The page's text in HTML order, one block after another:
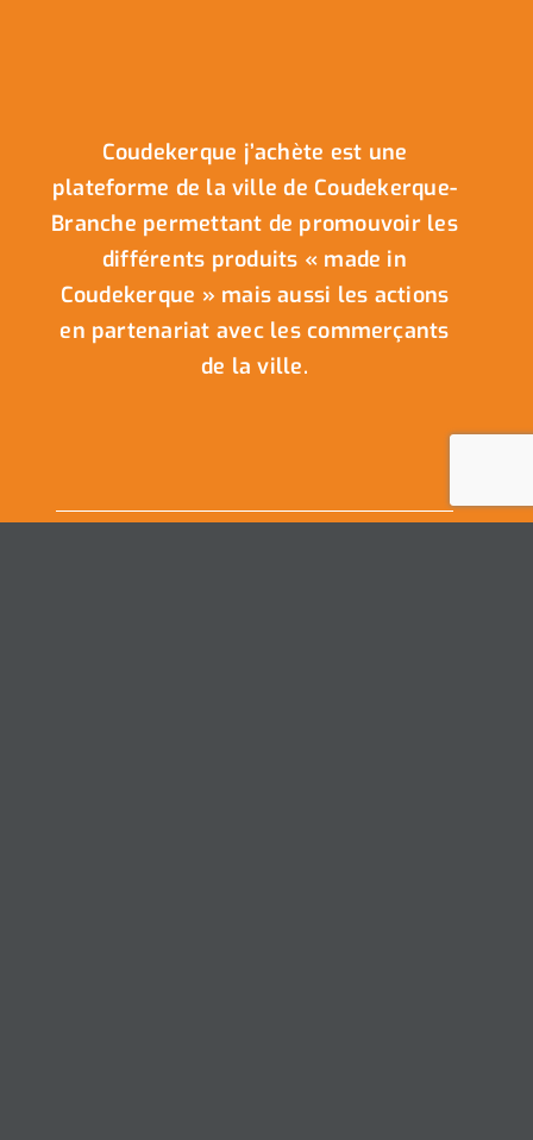
Coudekerque j’achète est une
plateforme de la ville de Coudekerque-
Branche permettant de promouvoir les
différents produits « made in
Coudekerque » mais aussi les actions
en partenariat avec les commerçants
de la ville.